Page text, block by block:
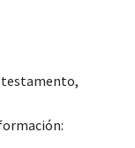
testamento,